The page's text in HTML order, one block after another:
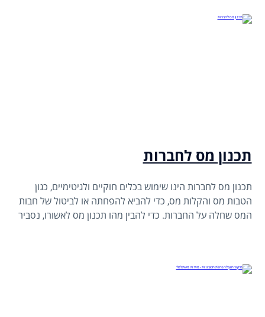
תכנון מס לחברות
תכנון מס לחברות הינו שימוש בכלים חוקיים ולגיטימיים, כגון
הטבות מס והקלות מס, כדי להביא להפחתה או לביטול של חבות
המס שחלה על החברות. כדי להבין מהו תכנון מס לאשורו, נסביר